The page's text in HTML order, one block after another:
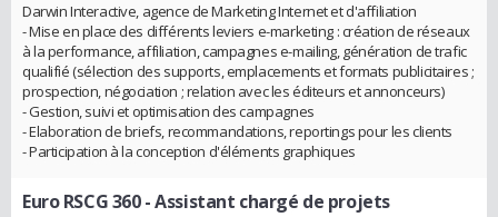
Darwin Interactive, agence de Marketing Internet et d'affiliation
- Mise en place des différents leviers e-marketing : création de réseaux
à la performance, affiliation, campagnes e-mailing, génération de trafic
qualifié (sélection des supports, emplacements et formats publicitaires ;
prospection, négociation ; relation avec les éditeurs et annonceurs)
- Gestion, suivi et optimisation des campagnes
- Elaboration de briefs, recommandations, reportings pour les clients
- Participation à la conception d'éléments graphiques
Euro RSCG 360- Assistant chargé de projets